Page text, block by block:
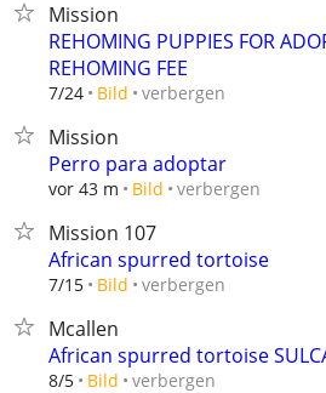
Mission
REHOMING PUPPIES FOR
REHOMING FEE
7/24 Bild verbergen
Mission
Perro para adoptar
vor 43 m Bild verbergen
Mission 107
African spurred tortoise
7/15 Bild verbergen
Mcallen
African spurred tortoise
8/5 Bild verbergen